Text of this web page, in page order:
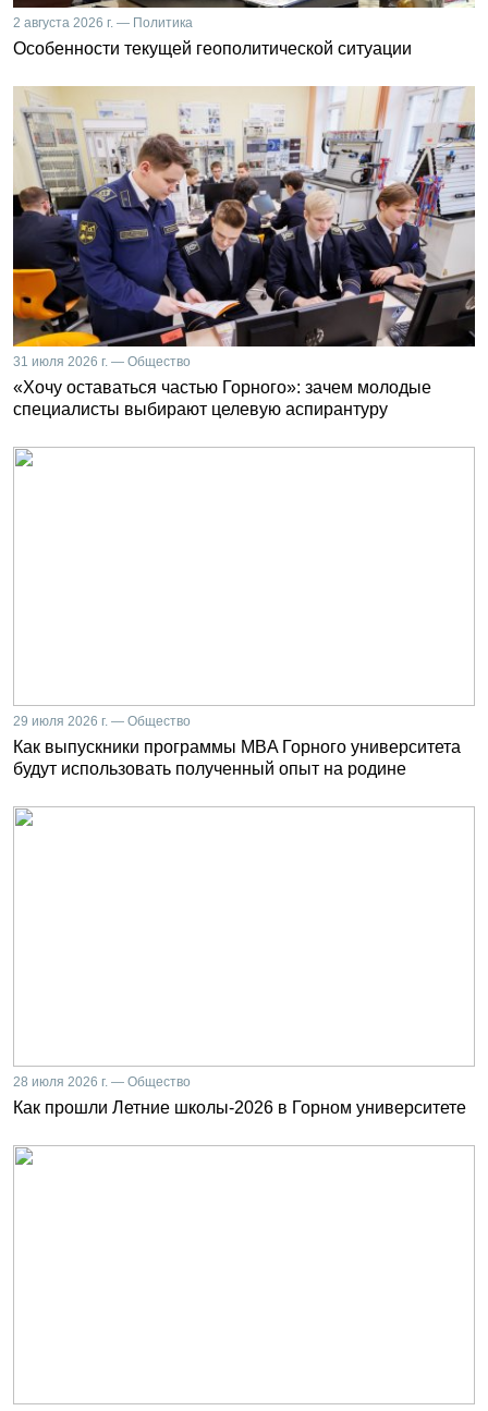
2 августа 2026 г. — Политика
Особенности текущей геополитической ситуации
31 июля 2026 г. — Общество
«Хочу оставаться частью Горного»: зачем молодые
специалисты выбирают целевую аспирантуру
29 июля 2026 г. — Общество
Как выпускники программы MBA Горного университета
будут использовать полученный опыт на родине
28 июля 2026 г. — Общество
Как прошли Летние школы-2026 в Горном университете